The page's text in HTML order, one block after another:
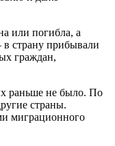
или погибла, а
в страну прибывали
граждан,
раньше не было. По
страны.
миграционного